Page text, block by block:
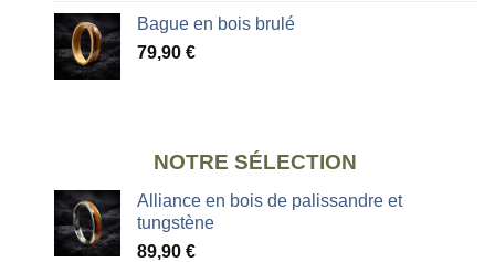
Bague en bois brulé
79,90 €
NOTRE SÉLECTION
Alliance en bois de palissandre et
tungstène
89,90 €